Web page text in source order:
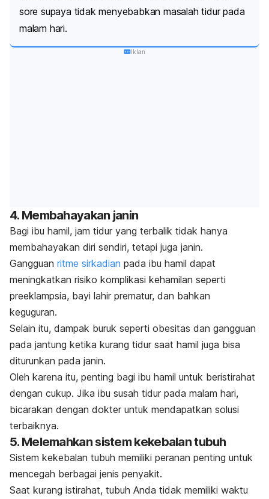
sore supaya tidak menyebabkan masalah tidur pada
malam hari.
Iklan
4. Membahayakan janin
Bagi ibu hamil, jam tidur yang terbalik tidak hanya
membahayakan diri sendiri, tetapi juga janin.
Gangguan ritme sirkadian pada ibu hamil dapat
meningkatkan risiko komplikasi kehamilan seperti
preeklampsia, bayi lahir prematur, dan bahkan
keguguran.
Selain itu, dampak buruk seperti obesitas dan gangguan
pada jantung ketika kurang tidur saat hamil juga bisa
diturunkan pada janin.
Oleh karena itu, penting bagi ibu hamil untuk beristirahat
dengan cukup. Jika ibu susah tidur pada malam hari,
bicarakan dengan dokter untuk mendapatkan solusi
terbaiknya.
5. Melemahkan sistem kekebalan tubuh
Sistem kekebalan tubuh memiliki peranan penting untuk
mencegah berbagai jenis penyakit.
Saat kurang istirahat, tubuh Anda tidak memiliki waktu